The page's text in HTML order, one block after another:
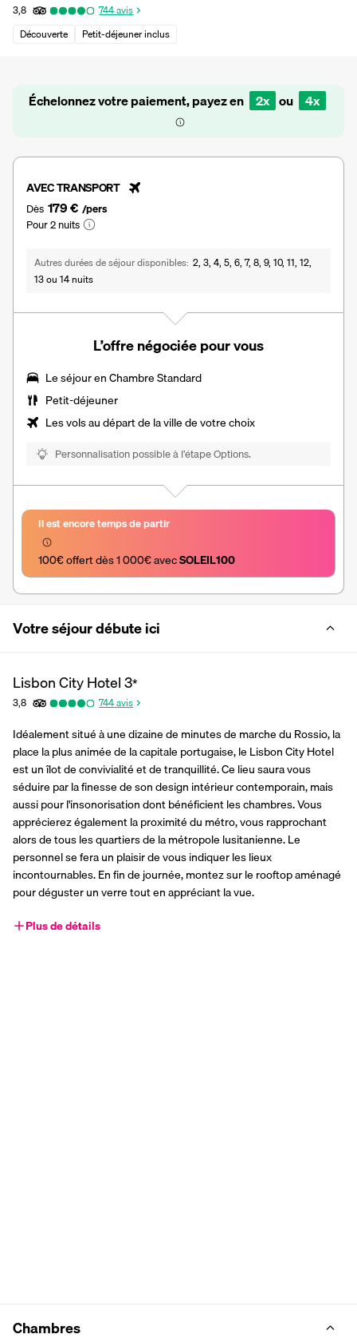
3,8 744avis
Découverte
Petit-déjeuner inclus
Échelonnez votre paiement, payez en 2x ou 4x
AVEC TRANSPORT
Dès 179 € /pers
Pour 2 nuits
Autres durées de séjour disponibles 2, 3, 4, 5, 6, 7, 8, 9, 10, 11, 12,
13 ou 14 nuits
L’offre négociée pour vous
Le séjour en Chambre Standard
Petit-déjeuner
Les vols au départ de la ville de votre choix
Personnalisation possible à l’étape Options.
Il est encore temps de partir
100€ offert dès 1 000€ avec SOLEIL100
Votre séjour débute ici
Lisbon City Hotel3*
3,8 744avis
Idéalement situé à une dizaine de minutes de marche du Rossio, la
place la plus animée de la capitale portugaise, le Lisbon City Hotel
est un îlot de convivialité et de tranquillité. Ce lieu saura vous
séduire par la finesse de son design intérieur contemporain, mais
aussi pour l'insonorisation dont bénéficient les chambres. Vous
apprécierez également la proximité du métro, vous rapprochant
alors de tous les quartiers de la métropole lusitanienne. Le
personnel se fera un plaisir de vous indiquer les lieux
incontournables. En fin de journée, montez sur le rooftop aménagé
pour déguster un verre tout en appréciant la vue.
Plus de détails
Chambres